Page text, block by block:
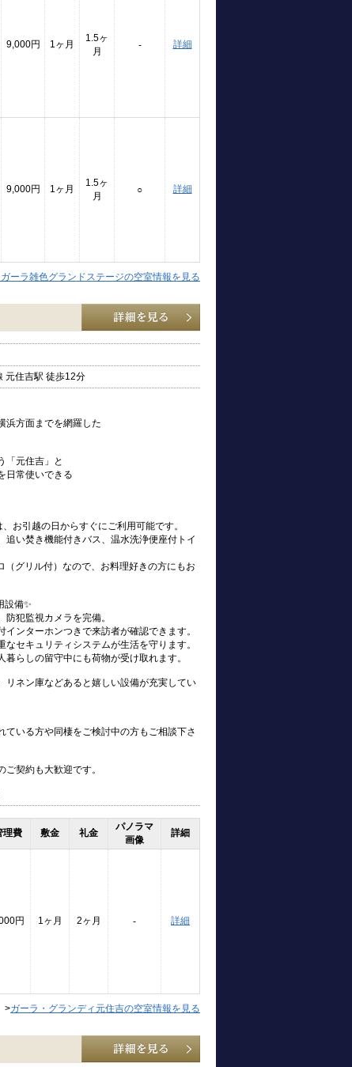
9,000円 1ヶ月
1.5ヶ
月
- 詳細
9,000円 1ヶ月
1.5ヶ
月
○ 詳細
ガーラ雑色グランドステージの空室情報を見る
元住吉駅 徒歩12分
浜方面までを網羅した
「元住吉」と
日常使いできる
お引越の日からすぐにご利用可能です。
追い焚き機能付きバス、温水洗浄便座付トイ
（グリル付）なので、お料理好きの方にもお
設備✨
防犯監視カメラを完備。
ンターホンつきで来訪者が確認できます。
セキュリティシステムが生活を守ります。
らしの留守中にも荷物が受け取れます。
リネン庫などあると嬉しい設備が充実してい
いる方や同棲をご検討中の方もご相談下さ
契約も大歓迎です。
理費 敷金 礼金
パノラマ
画像
詳細
円 1ヶ月 2ヶ月 - 詳細
>ガーラ・グランディ元住吉の空室情報を見る